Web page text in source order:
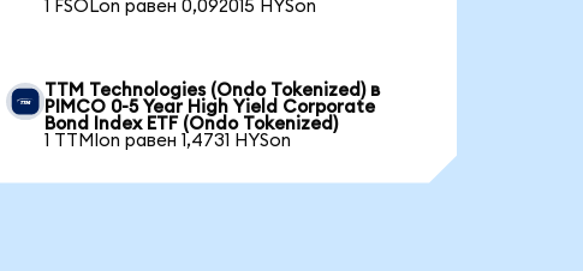
1 FSOLon равен 0,092015 HYSon
TTM Technologies (Ondo Tokenized) в
PIMCO 0-5 Year High Yield Corporate
Bond Index ETF (Ondo Tokenized)
1 TTMIon равен 1,4731 HYSon